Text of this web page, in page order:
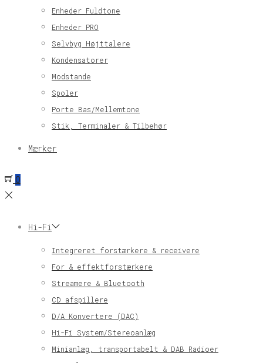
Enheder Fuldtone
Enheder PRO
Selvbyg Højttalere
Kondensatorer
Modstande
Spoler
Porte Bas/Mellemtone
Stik, Terminaler & Tilbehør
Mærker
0
Hi-Fi
Integreret forstærkere & receivere
For & effektforstærkere
Streamere & Bluetooth
CD afspillere
D/A Konvertere (DAC)
Hi-Fi System/Stereoanlæg
Minianlæg, transportabelt & DAB Radioer